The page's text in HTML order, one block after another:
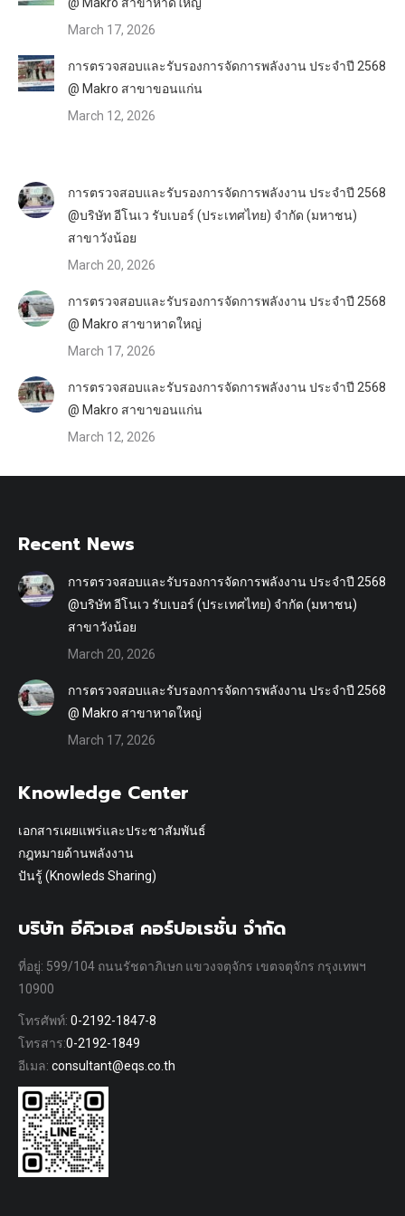
March 17, 2026
การตรวจสอบและรับรองการจัดการพลังงาน ประจำปี 2568
@ Makro สาขาขอนแก่น
March 12, 2026
การตรวจสอบและรับรองการจัดการพลังงาน ประจำปี 2568
@บริษัท อีโนเว รับเบอร์ (ประเทศไทย) จำกัด (มหาชน)
สาขาวังน้อย
March 20, 2026
การตรวจสอบและรับรองการจัดการพลังงาน ประจำปี 2568
@ Makro สาขาหาดใหญ่
March 17, 2026
การตรวจสอบและรับรองการจัดการพลังงาน ประจำปี 2568
@ Makro สาขาขอนแก่น
March 12, 2026
Recent News
การตรวจสอบและรับรองการจัดการพลังงาน ประจำปี 2568
@บริษัท อีโนเว รับเบอร์ (ประเทศไทย) จำกัด (มหาชน)
สาขาวังน้อย
March 20, 2026
การตรวจสอบและรับรองการจัดการพลังงาน ประจำปี 2568
@ Makro สาขาหาดใหญ่
March 17, 2026
Knowledge Center
เอกสารเผยแพร่และประชาสัมพันธ์
กฎหมายด้านพลังงาน
ปันรู้ (Knowleds Sharing)
บริษัท อีคิวเอส คอร์ปอเรชั่น จำกัด
ที่อยู่: 599/104 ถนนรัชดาภิเษก แขวงจตุจักร เขตจตุจักร กรุงเทพฯ
10900
โทรศัพท์: 0-2192-1847-8
โทรสาร:0-2192-1849
อีเมล: consultant@eqs.co.th